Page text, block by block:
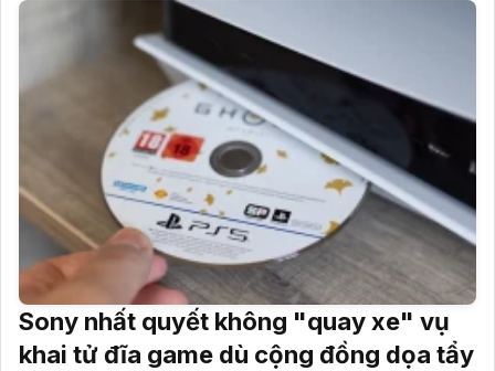
Sony nhất quyết không "quay xe" vụ
khai tử đĩa game dù cộng đồng dọa tẩy